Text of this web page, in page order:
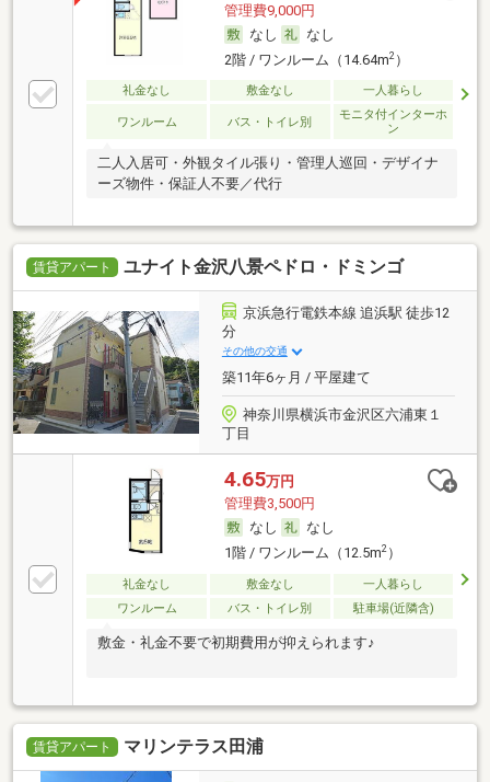
管理費9,000円
なし
なし
2階 / ワンルーム（14.64m2）
礼金なし 敷金なし 一人暮らし
ワンルーム バス・トイレ別
モニタ付インターホ
ン
二人入居可・外観タイル張り・管理人巡回・デザイナ
ーズ物件・保証人不要／代行
賃貸アパート ユナイト金沢八景ペドロ・ドミンゴ
京浜急行電鉄本線 追浜駅 徒歩12
分
その他の交通
築11年6ヶ月 / 平屋建て
神奈川県横浜市金沢区六浦東１
丁目
4.65万円
管理費3,500円
なし
なし
1階 / ワンルーム（12.5m2）
礼金なし 敷金なし
一人暮らし
ワンルーム
バス・トイレ別 駐車場(近隣含)
敷金・礼金不要で初期費用が抑えられます♪
賃貸アパート マリンテラス田浦